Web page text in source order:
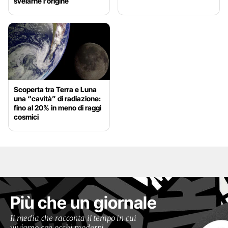
Scoperta tra Terra e Luna
una “cavità” di radiazione:
fino al 20% in meno di raggi
cosmici
Più che un giornale
Il media che racconta il tempo in cui